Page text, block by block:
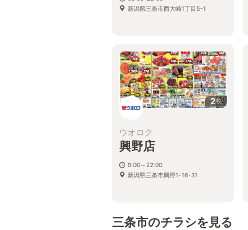
新潟県三条市西大崎1丁目5-1
2枚
ウオロク
興野店
9:00～22:00
新潟県三条市興野1-16-31
三条市のチラシを見る